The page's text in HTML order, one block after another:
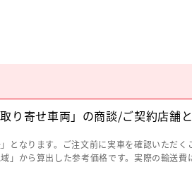
り寄せ車両」の商談/ご契約店舗と
となります。ご注文前に実車を確認いただく
」から算出した参考価格です。実際の輸送